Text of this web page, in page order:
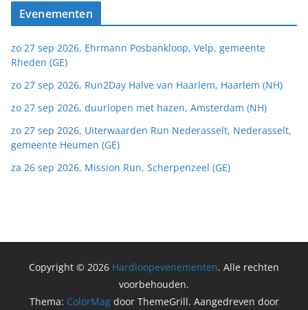
Evenementen
zo 27 sep 2026, Ehrmann Posbankloop, Velp, gemeente
Rheden (GE)
zo 27 sep 2026, Run2Day Halve van Haarlem, Haarlem (NH)
zo 27 sep 2026, duurlopen met hazen, Amsterdam (NH)
zo 27 sep 2026, Uiterwaarden Run Nederasselt, Nederasselt,
gemeente Heumen (GE)
za 26 sep 2026, Mission Run, Scherpenzeel (GE)
Copyright © 2026 Hardloopevenementen. Alle rechten
voorbehouden.
Thema: ColorMagdoor ThemeGrill. Aangedreven door